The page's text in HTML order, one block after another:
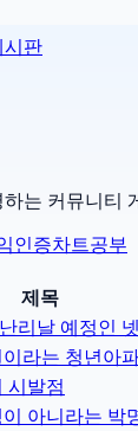
시판
는 커뮤니티
인증차트공부
제목
리날 예정인
라는 청년아
시발점
아니라는 박